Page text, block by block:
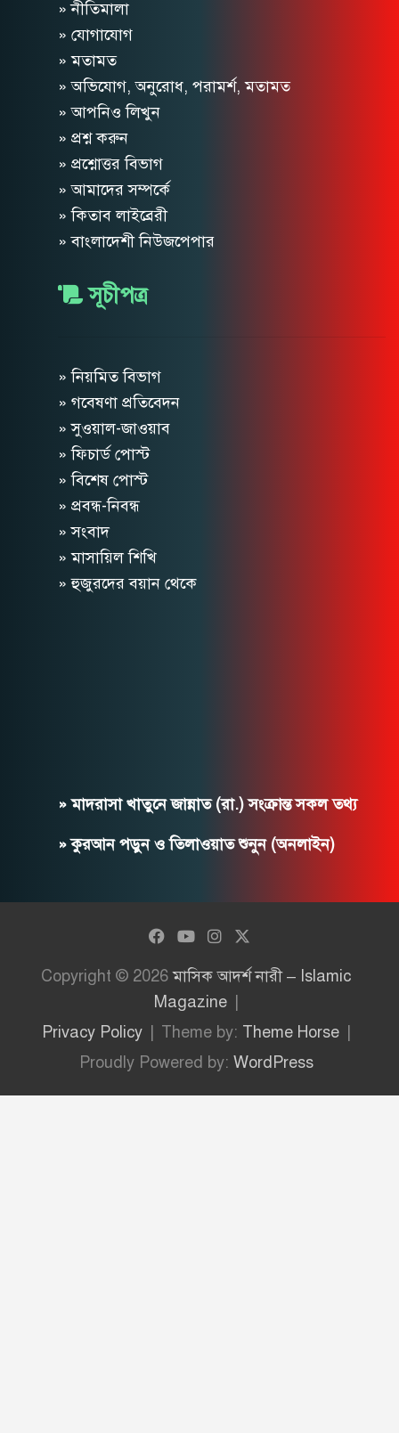
» নীতিমালা
» যোগাযোগ
» মতামত
» অভিযোগ, অনুরোধ, পরামর্শ, মতামত
» আপনিও লিখুন
» প্রশ্ন করুন
» প্রশ্নোত্তর বিভাগ
» আমাদের সম্পর্কে
» কিতাব লাইব্রেরী
» বাংলাদেশী নিউজপেপার
সূচীপত্র
» নিয়মিত বিভাগ
» গবেষণা প্রতিবেদন
» সুওয়াল-জাওয়াব
» ফিচার্ড পোস্ট
» বিশেষ পোস্ট
» প্রবন্ধ-নিবন্ধ
» সংবাদ
» মাসায়িল শিখি
» হুজুরদের বয়ান থেকে
» মাদরাসা খাতুনে জান্নাত (রা.) সংক্রান্ত সকল তথ্য
» কুরআন পড়ুন ও তিলাওয়াত শুনুন (অনলাইন)
Copyright © 2026মাসিক আদর্শ নারী – Islamic
Magazine
Privacy Policy
Theme by: Theme Horse
Proudly Powered by: WordPress